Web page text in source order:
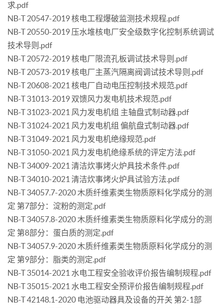
求.pdf
NB-T 20547-2019 核电工程爆破监测技术规程.pdf
NB-T 20550-2019 压水堆核电厂安全级数字化控制系统调试
技术导则.pdf
NB-T 20572-2019 核电厂限流孔板调试技术导则.pdf
NB-T 20573-2019 核电厂主蒸汽隔离阀调试技术导则.pdf
NB-T 20608-2021 核电厂自动电压控制技术规范.pdf
NB-T 31013-2019 双馈风力发电机技术规范.pdf
NB-T 31023-2021 风力发电机组 主轴盘式制动器.pdf
NB-T 31024-2021 风力发电机组 偏航盘式制动器.pdf
NB-T 31049-2021 风力发电机绝缘规范.pdf
NB-T 31050-2021 风力发电机绝缘系统的评定方法.pdf
NB-T 34009-2021 清洁炊事烤火炉具技术条件.pdf
NB-T 34010-2021 清洁炊事烤火炉具试验方法.pdf
NB-T 34057.7-2020 木质纤维素类生物质原料化学成分的测
定 第7部分：淀粉的测定.pdf
NB-T 34057.8-2020 木质纤维素类生物质原料化学成分的测
定 第8部分：蛋白质的测定.pdf
NB-T 34057.9-2020 木质纤维素类生物质原料化学成分的测
定 第9部分：脂类的测定.pdf
NB-T 35014-2021 水电工程安全验收评价报告编制规程.pdf
NB-T 35015-2021 水电工程安全预评价报告编制规程.pdf
NB-T 42148.1-2020 电池驱动器具及设备的开关 第2-1部